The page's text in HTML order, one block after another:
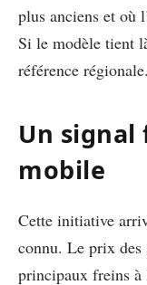
plus anciens et où
Si le modèle tient
référence régionale.
Un signal
mobile
Cette initiative
connu. Le prix des
principaux freins